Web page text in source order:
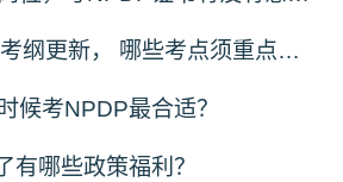
2026年NPDP考纲更新， 哪些考点须重点掌握？
候考NPDP最合适？
有哪些政策福利？